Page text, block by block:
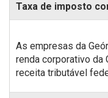
Taxa de imposto
As empresas da
renda corporativo da
receita tributável